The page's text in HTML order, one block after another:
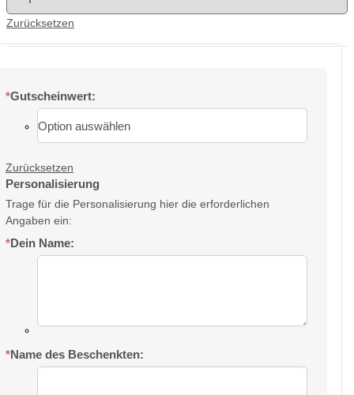
Zurücksetzen
*Gutscheinwert:
Zurücksetzen
Personalisierung
Trage für die Personalisierung hier die erforderlichen
Angaben ein:
*Dein Name:
*Name des Beschenkten: